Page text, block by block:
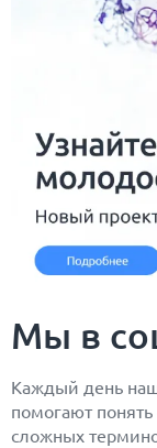
Мы в
Каждый день
помогают понять
сложных